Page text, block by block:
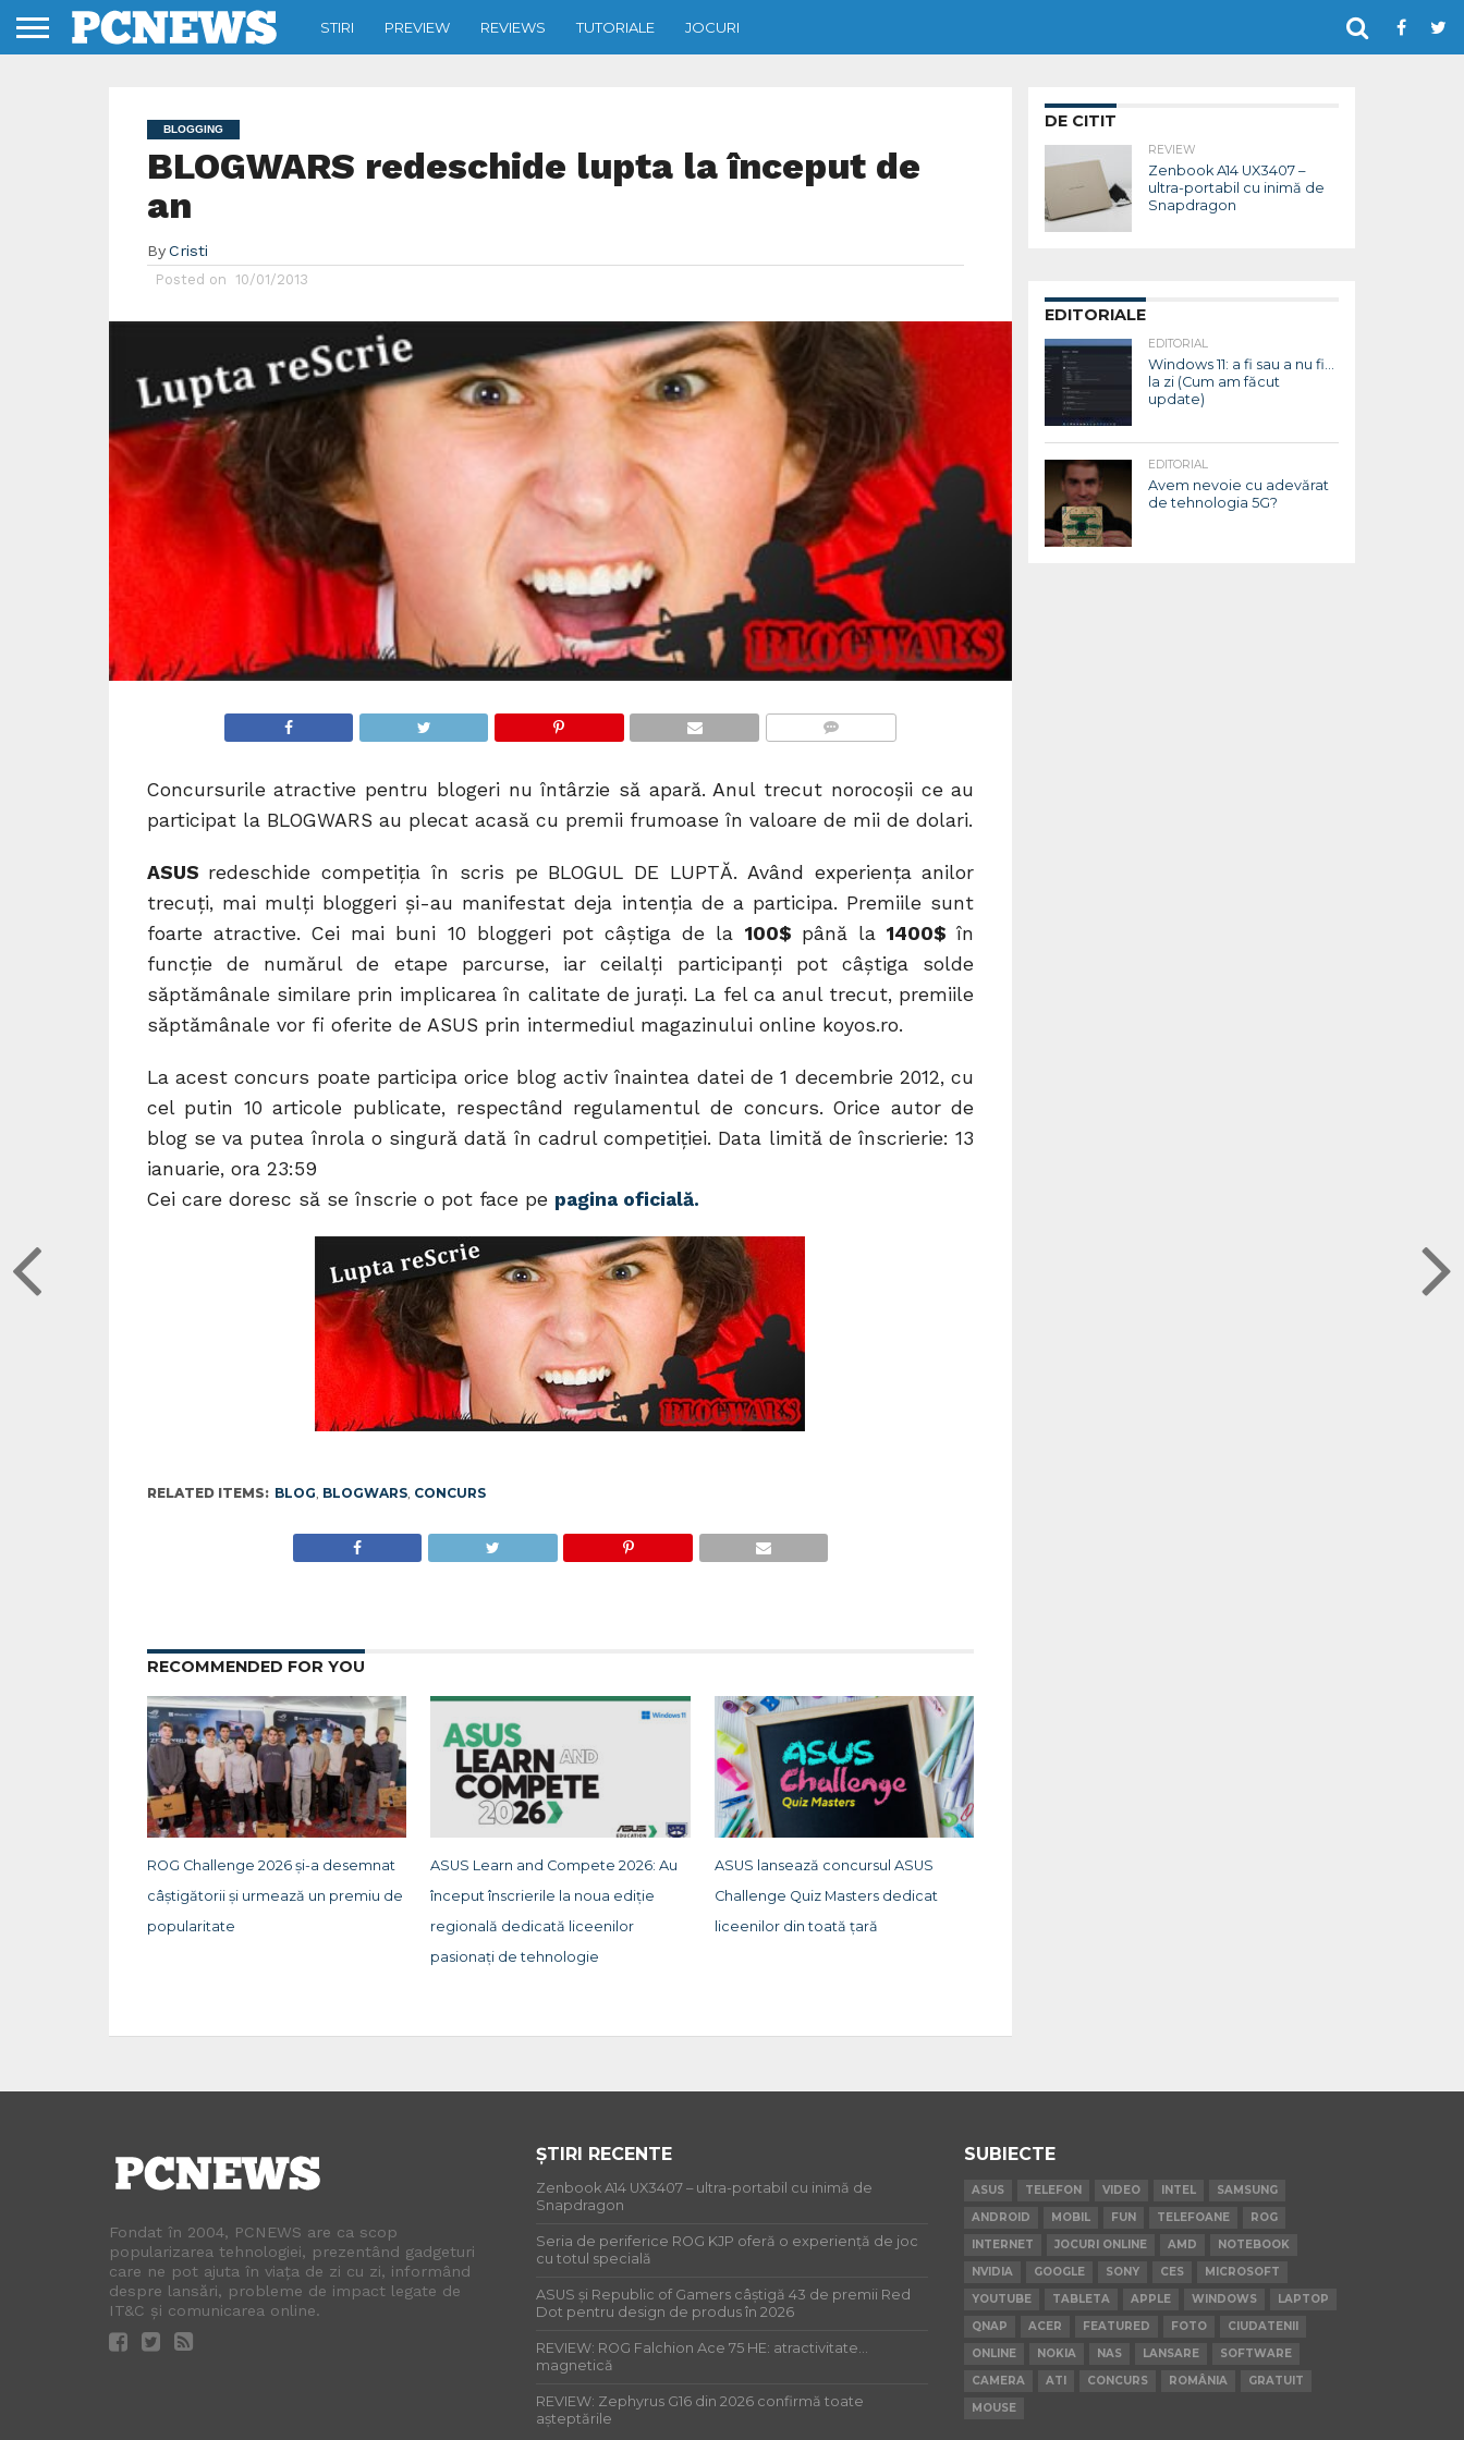
STIRI PREVIEW REVIEWS TUTORIALE JOCURI
BLOGGING
BLOGWARS redeschide lupta la început de
an
By Cristi
Posted on 10/01/2013
Concursurile atractive pentru blogeri nu întârzie să apară. Anul trecut norocoșii ce au
participat la BLOGWARS au plecat acasă cu premii frumoase în valoare de mii de dolari.
ASUS redeschide competiția în scris pe BLOGUL DE LUPTĂ. Având experiența anilor
trecuți, mai mulți bloggeri și-au manifestat deja intenția de a participa. Premiile sunt
foarte atractive. Cei mai buni 10 bloggeri pot câștiga de la 100$ până la1400$în
funcție de numărul de etape parcurse, iar ceilalți participanți pot câștiga solde
săptămânale similare prin implicarea în calitate de jurați. La fel ca anul trecut, premiile
săptămânale vor fi oferite de ASUS prin intermediul magazinului online koyos.ro.
La acest concurs poate participa orice blog activ înaintea datei de 1 decembrie 2012, cu
cel putin 10 articole publicate, respectând regulamentul de concurs. Orice autor de
blog se va putea înrola o singură dată în cadrul competiției. Data limită de înscrierie: 13
ianuarie, ora 23:59
Cei care doresc să se înscrie o pot face pe pagina oficială.
RELATED ITEMS: BLOG BLOGWARS, CONCURS
RECOMMENDED FOR YOU
ROG Challenge 2026 și-a desemnat
câștigătorii și urmează un premiu de
popularitate
ASUS Learn and Compete 2026: Au
început înscrierile la noua ediție
regională dedicată liceenilor
pasionați de tehnologie
ASUS lansează concursul ASUS
Challenge Quiz Masters dedicat
liceenilor din toată țară
DE CITIT
REVIEW
Zenbook A14 UX3407 –
ultra-portabil cu inimă de
Snapdragon
EDITORIALE
EDITORIAL
Windows 11: a fi sau a nu fi…
la zi (Cum am făcut
update)
EDITORIAL
Avem nevoie cu adevărat
de tehnologia 5G?
Fondat în 2004, PCNEWS are ca scop
popularizarea tehnologiei, prezentând gadgeturi
care ne pot ajuta în viața de zi cu zi, informând
despre lansări, probleme de impact legate de
IT&C și comunicarea online.
ȘTIRI RECENTE
Zenbook A14 UX3407 – ultra-portabil cu inimă de
Snapdragon
Seria de periferice ROG KJP oferă o experiență de joc
cu totul specială
ASUS și Republic of Gamers câștigă 43 de premii Red
Dot pentru design de produs în 2026
REVIEW: ROG Falchion Ace 75 HE: atractivitate…
magnetică
REVIEW: Zephyrus G16 din 2026 confirmă toate
așteptările
SUBIECTE
ASUS TELEFON VIDEO INTEL
SAMSUNG
ANDROID
MOBIL FUN TELEFOANE
ROG
INTERNET
JOCURI ONLINE AMD
NOTEBOOK
NVIDIA
GOOGLE SONY CES
MICROSOFT
YOUTUBE
TABLETA APPLE WINDOWS
LAPTOP
QNAP
ACER FEATURED FOTO
CIUDATENII
ONLINE
NOKIA NAS LANSARE
SOFTWARE
CAMERA
ATI CONCURS ROMÂNIA
GRATUIT
MOUSE